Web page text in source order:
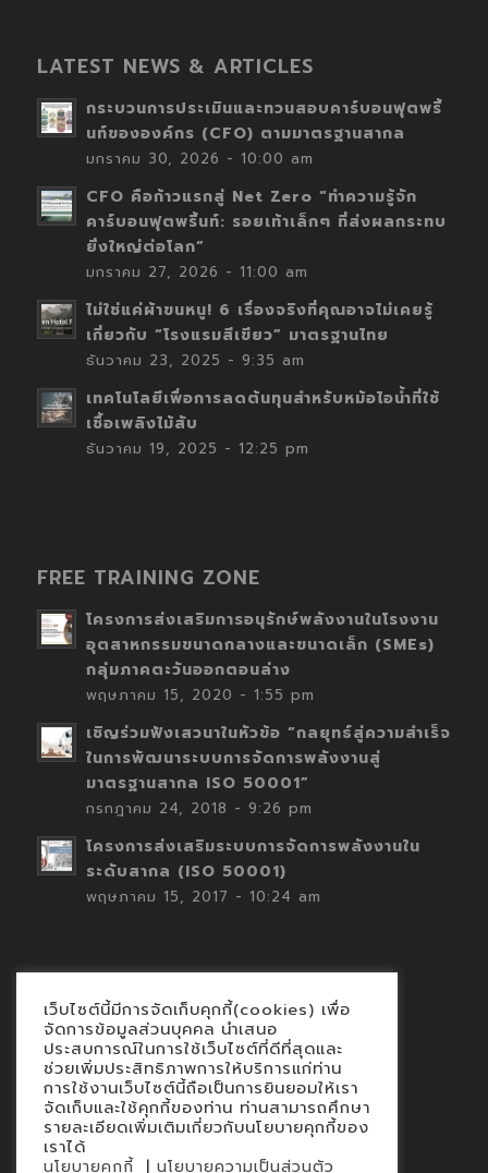
LATEST NEWS & ARTICLES
กระบวนการประเมินและทวนสอบคาร์บอนฟุตพริ้
นท์ขององค์กร (CFO) ตามมาตรฐานสากล
มกราคม 30, 2026 - 10:00 am
CFO คือก้าวแรกสู่ Net Zero “ทำความรู้จัก
คาร์บอนฟุตพริ้นท์: รอยเท้าเล็กๆ ที่ส่งผลกระทบ
ยิ่งใหญ่ต่อโลก”
มกราคม 27, 2026 - 11:00 am
ไม่ใช่แค่ผ้าขนหนู! 6 เรื่องจริงที่คุณอาจไม่เคยรู้
เกี่ยวกับ “โรงแรมสีเขียว” มาตรฐานไทย
ธันวาคม 23, 2025 - 9:35 am
เทคโนโลยีเพื่อการลดต้นทุนสำหรับหม้อไอน้ำที่ใช้
เชื้อเพลิงไม้สับ
ธันวาคม 19, 2025 - 12:25 pm
FREE TRAINING ZONE
โครงการส่งเสริมการอนุรักษ์พลังงานในโรงงาน
อุตสาหกรรมขนาดกลางและขนาดเล็ก (SMEs)
กลุ่มภาคตะวันออกตอนล่าง
พฤษภาคม 15, 2020 - 1:55 pm
เชิญร่วมฟังเสวนาในหัวข้อ “กลยุทธ์สู่ความสำเร็จ
ในการพัฒนาระบบการจัดการพลังงานสู่
มาตรฐานสากล ISO 50001”
กรกฎาคม 24, 2018 - 9:26 pm
โครงการส่งเสริมระบบการจัดการพลังงานใน
ระดับสากล (ISO 50001)
พฤษภาคม 15, 2017 - 10:24 am
Contact
นโยบายคุกกี้
นโยบายข้อมูลส่วนบุคคล
เว็บไซต์นี้มีการจัดเก็บคุกกี้(cookies) เพื่อ
จัดการข้อมูลส่วนบุคคล นำเสนอ
ประสบการณ์ในการใช้เว็บไซต์ที่ดีที่สุดและ
ช่วยเพิ่มประสิทธิภาพการให้บริการแก่ท่าน
การใช้งานเว็บไซต์นี้ถือเป็นการยินยอมให้เรา
จัดเก็บและใช้คุกกี้ของท่าน ท่านสามารถศึกษา
รายละเอียดเพิ่มเติมเกี่ยวกับนโยบายคุกกี้ของ
เราได้
นโยบายคุกกี้ | นโยบายความเป็นส่วนตัว